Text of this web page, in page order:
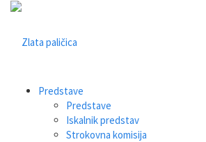
Predstave
Predstave
Iskalnik predstav
Strokovna komisija